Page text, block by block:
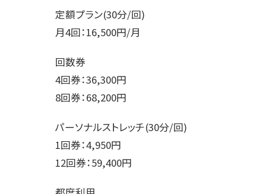
定額プラン(30分/回)
月4回：16,500円/月
回数券
4回券：36,300円
8回券：68,200円
パーソナルストレッチ(30分/回)
1回券：4,950円
12回券：59,400円